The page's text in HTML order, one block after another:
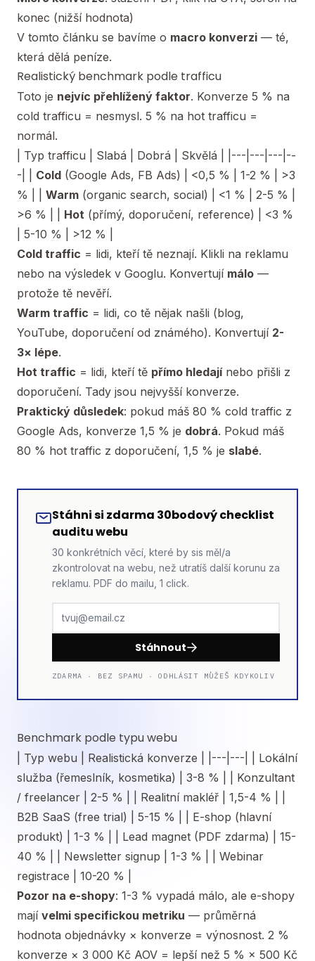
konec (nižší hodnota)
V tomto článku se bavíme o macro konverzi — té,
která dělá peníze.
Realistický benchmark podle trafficu
Toto je nejvíc přehlížený faktor. Konverze 5 % na
cold trafficu = nesmysl. 5 % na hot trafficu =
normál.
| Typ trafficu | Slabá | Dobrá | Skvělá | |---|---|---|--
-| | Cold (Google Ads, FB Ads) | <0,5 % | 1-2 % | >3
% | | Warm (organic search, social) | <1 % | 2-5 % |
>6 % | | Hot (přímý, doporučení, reference) | <3 %
| 5-10 % | >12 % |
Cold traffic = lidi, kteří tě neznají. Klikli na reklamu
nebo na výsledek v Googlu. Konvertují málo —
protože tě nevěří.
Warm traffic = lidi, co tě nějak našli (blog,
YouTube, doporučení od známého). Konvertují 2-
3× lépe.
Hot traffic = lidi, kteří tě přímo hledajínebo přišli z
doporučení. Tady jsou nejvyšší konverze.
Praktický důsledek: pokud máš 80 % cold traffic z
Google Ads, konverze 1,5 % je dobrá. Pokud máš
80 % hot traffic z doporučení, 1,5 % je slabé.
Stáhni si zdarma 30bodový checklist
auditu webu
30 konkrétních věcí, které by sis měl/a
zkontrolovat na webu, než utratíš další korunu za
reklamu. PDF do mailu, 1 click.
Stáhnout
ZDARMA · BEZ SPAMU · ODHLÁSIT MŮŽEŠ KDYKOLIV
Benchmark podle typu webu
| Typ webu | Realistická konverze | |---|---| | Lokální
služba (řemeslník, kosmetika) | 3-8 % | | Konzultant
/ freelancer | 2-5 % | | Realitní makléř | 1,5-4 % | |
B2B SaaS (free trial) | 5-15 % | | E-shop (hlavní
produkt) | 1-3 % | | Lead magnet (PDF zdarma) | 15-
40 % | | Newsletter signup | 1-3 % | | Webinar
registrace | 10-20 % |
Pozor na e-shopy: 1-3 % vypadá málo, ale e-shopy
mají velmi specifickou metriku — průměrná
hodnota objednávky × konverze = výnosnost. 2 %
konverze × 3 000 Kč AOV = lepší než 5 % × 500 Kč